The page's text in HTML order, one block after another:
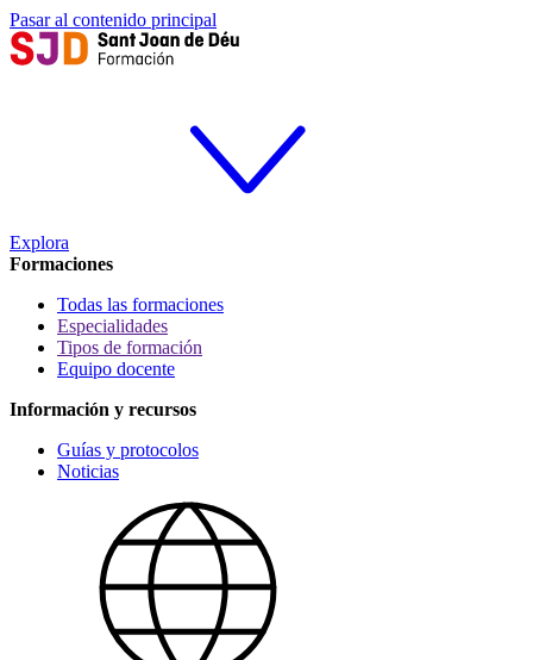
Pasar al contenido principal
Explora
Formaciones
Todas las formaciones
Especialidades
Tipos de formación
Equipo docente
Información y recursos
Guías y protocolos
Noticias